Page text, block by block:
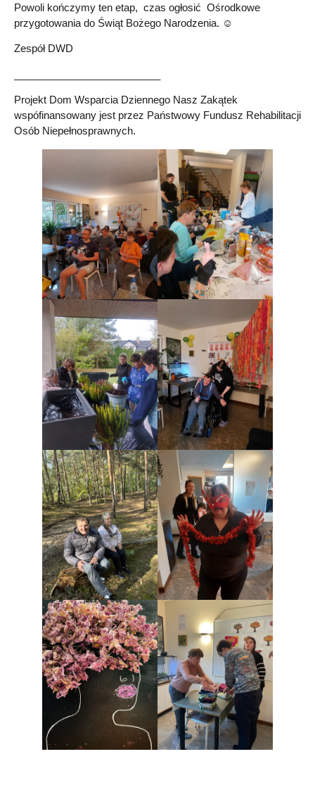
Powoli kończymy ten etap, czas ogłosić Ośrodkowe
przygotowania do Świąt Bożego Narodzenia. ☺
Zespół DWD
Projekt Dom Wsparcia Dziennego Nasz Zakątek
wspófinansowany jest przez Państwowy Fundusz Rehabilitacji
Osób Niepełnosprawnych.